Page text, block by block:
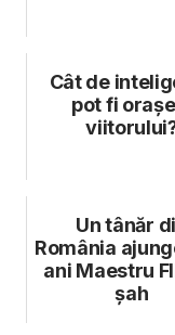
Cât de
pot fi
Un tânăr
România
ani Maestru
șah